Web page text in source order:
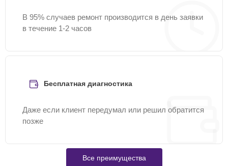
В 95% случаев ремонт производится в день заявки
в течение 1-2 часов
Бесплатная диагностика
Даже если клиент передумал или решил обратится
позже
Все преимущества